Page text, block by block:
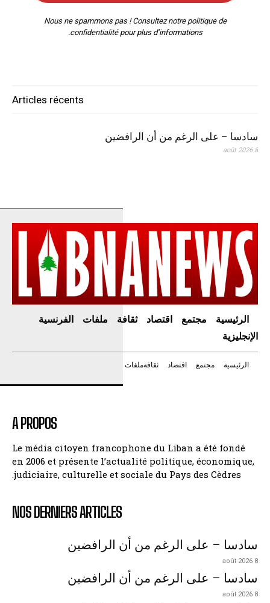
Nous ne spammons pas ! Consultez notre politique de
confidentialitépour plus d’informations.
Articles récents
سادسا – على الرغم من أن الرافضين
8 août 2026
الرئيسية مجتمع اقتصاد ثقافة ملفات
الفرنسية
الإنجليزية
الرئيسية مجتمع اقتصاد ثقافةملفات
A PROPOS
Le média citoyen francophone du Liban a été fondé
en 2006 et présente l’actualité politique, économique,
judiciaire, culturelle et sociale du Pays des Cèdres.
NOS DERNIERS ARTICLES
سادسا – على الرغم من أن الرافضين
8 août 2026
سادسا – على الرغم من أن الرافضين
8 août 2026